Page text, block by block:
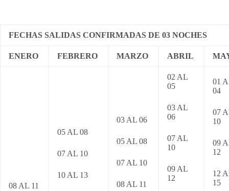
FECHAS SALIDAS CONFIRMADAS DE 03 NOCHES
ENERO FEBRERO MARZO ABRIL
08 AL 11
05 AL 08
07 AL 10
10 AL 13
03 AL 06
05 AL 08
07 AL 10
08 AL 11
02 AL
05
03 AL
06
07 AL
10
09 AL
12
01
04
07
10
09
12
12
15